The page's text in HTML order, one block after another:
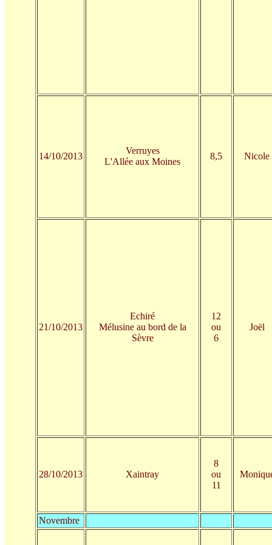
14/10/2013
Verruyes
L'Allée aux Moines
8,5 Nicole
21/10/2013
Echiré
Mélusine au bord de la
Sèvre
12
ou
6
Joël
28/10/2013 Xaintray
8
ou
11
Novembre